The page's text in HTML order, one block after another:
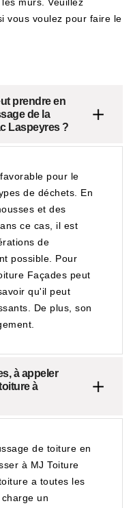
vous voulez pour faire le
prendre en
de la
Laspeyres ?
pour le
de déchets. En
et des
ce cas, il est
de
possible. Pour
Façades peut
qu'il peut
De plus, son
à appeler
à
de toiture en
à MJ Toiture
a toutes les
un